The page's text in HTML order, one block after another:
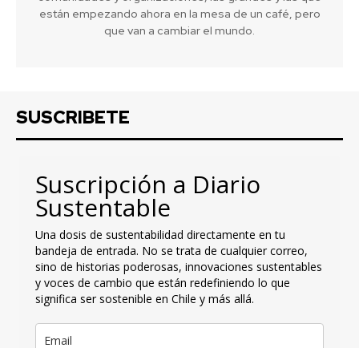
están empezando ahora en la mesa de un café, pero
que van a cambiar el mundo.
SUSCRIBETE
Suscripción a Diario
Sustentable
Una dosis de sustentabilidad directamente en tu
bandeja de entrada. No se trata de cualquier correo,
sino de historias poderosas, innovaciones sustentables
y voces de cambio que están redefiniendo lo que
significa ser sostenible en Chile y más allá.